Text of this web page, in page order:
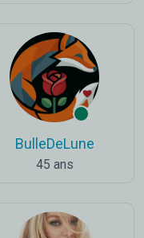
BulleDeLune
45 ans